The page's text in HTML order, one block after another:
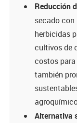
Reducción
secado con
herbicidas
cultivos de
costos
también
Alternativa